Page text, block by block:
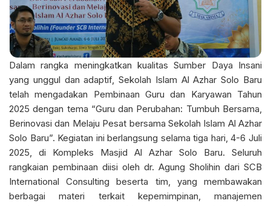
Dalam rangka meningkatkan kualitas Sumber Daya Insani
yang unggul dan adaptif, Sekolah Islam Al Azhar Solo Baru
telah mengadakan Pembinaan Guru dan Karyawan Tahun
2025 dengan tema “Guru dan Perubahan: Tumbuh Bersama,
Berinovasi dan Melaju Pesat bersama Sekolah Islam Al Azhar
Solo Baru”. Kegiatan ini berlangsung selama tiga hari, 4-6 Juli
2025, di Kompleks Masjid Al Azhar Solo Baru. Seluruh
rangkaian pembinaan diisi oleh dr. Agung Sholihin dari SCB
International Consulting beserta tim, yang membawakan
berbagai materi terkait kepemimpinan, manajemen